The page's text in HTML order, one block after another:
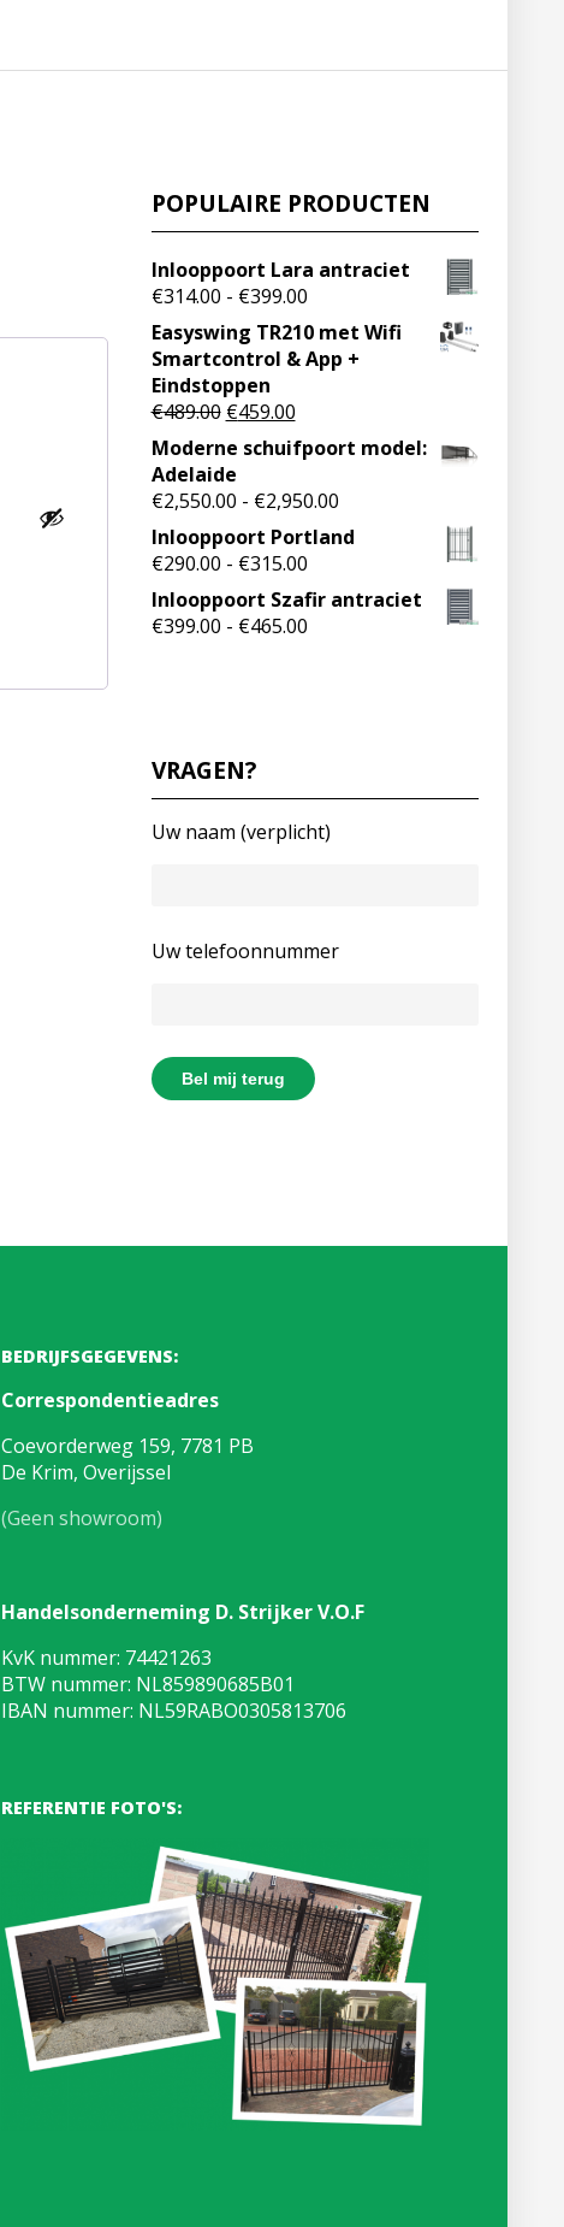
POPULAIRE PRODUCTEN
Inlooppoort Lara antraciet
€314.00 - €399.00
Easyswing TR210 met Wifi
Smartcontrol & App +
Eindstoppen
€489.00 €459.00
Moderne schuifpoort model:
Adelaide
€2,550.00 - €2,950.00
Inlooppoort Portland
€290.00 - €315.00
Inlooppoort Szafir antraciet
€399.00 - €465.00
VRAGEN?
Uw naam (verplicht)
Uw telefoonnummer
BEDRIJFSGEGEVENS:
Correspondentieadres
Coevorderweg 159, 7781 PB
De Krim, Overijssel
(Geen showroom)
Handelsonderneming D. Strijker V.O.F
KvK nummer: 74421263
BTW nummer: NL859890685B01
IBAN nummer: NL59RABO0305813706
REFERENTIE FOTO'S: